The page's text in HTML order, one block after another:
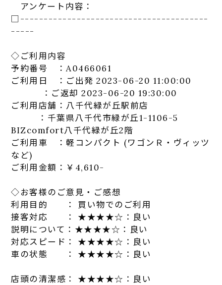
アンケート 内容：
□----------------------------------------
-----
◇ご利用内容
予約番号 ：A0466061
ご利用日 ：ご出発 2023-06-20 11:00:00
：ご返却 2023-06-20 19:30:00
ご利用店舗：八千代緑が丘駅前店
：千葉県八千代市緑が丘1-1106-5
BIZcomfort八千代緑が丘2階
ご利用車 ：軽コンパクト (ワゴンＲ・ヴィッツ
など)
ご利用金額：￥4,610-
◇お客様のご意見・ご感想
利用目的 ： 買い物でのご利用
接客対応 ： ★★★★☆：良い
説明について：★★★★☆：良い
対応スピード： ★★★★☆：良い
車の状態 ： ★★★★☆：良い
店頭の清潔感： ★★★★☆：良い